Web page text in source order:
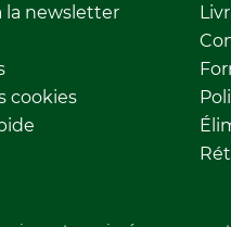
la newsletter
cookies